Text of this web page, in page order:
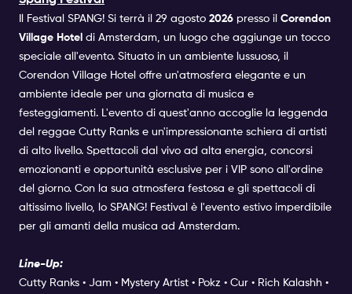
Il Festival SPANG! Si terrà il 29 agosto 2026 presso il Corendon
Village Hotel di Amsterdam, un luogo che aggiunge un tocco
speciale all'evento. Situato in un ambiente lussuoso, il
Corendon Village Hotel offre un'atmosfera elegante e un
ambiente ideale per una giornata di musica e
festeggiamenti. L'evento di quest'anno accoglie la leggenda
del reggae Cutty Ranks e un'impressionante schiera di artisti
di alto livello. Spettacoli dal vivo ad alta energia, concorsi
emozionanti e opportunità esclusive per i VIP sono all'ordine
del giorno. Con la sua atmosfera festosa e gli spettacoli di
altissimo livello, lo SPANG! Festival è l'evento estivo imperdibile
per gli amanti della musica ad Amsterdam.
Line-Up:
Cutty Ranks • Jam • Mystery Artist • Pokz • Cur • Rich Kalashh •